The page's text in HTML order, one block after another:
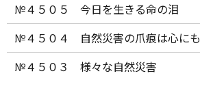
№４５０５ 今日を生きる命の泪
№４５０４ 自然災害の爪痕は心にも
№４５０３ 様々な自然災害